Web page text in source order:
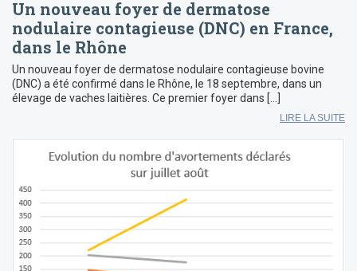
Un nouveau foyer de dermatose
nodulaire contagieuse (DNC) en France,
dans le Rhône
Un nouveau foyer de dermatose nodulaire contagieuse bovine
(DNC) a été confirmé dans le Rhône, le 18 septembre, dans un
élevage de vaches laitières. Ce premier foyer dans […]
LIRE LA SUITE